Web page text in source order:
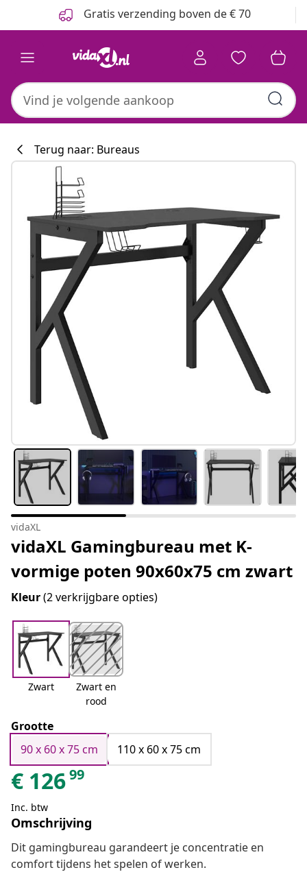
Gratis verzending boven de € 70
Terug naar: Bureaus
vidaXL
vidaXL Gamingbureau met K-
vormige poten 90x60x75 cm zwart
Kleur(2 verkrijgbare opties)
Zwart
Zwart en
rood
Grootte
90 x 60 x 75 cm
110 x 60 x 75 cm
€ 12699
Inc. btw
Omschrijving
Dit gamingbureau garandeert je concentratie en
comfort tijdens het spelen of werken.